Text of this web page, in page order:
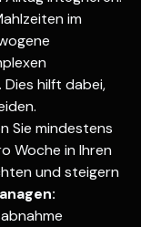
im
hilft dabei,
Sie mindestens
Woche in Ihren
und steigern